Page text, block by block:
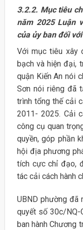
3.2.2. Mục tiêu
năm 2025 Luận
của ủy ban đối
Với mục tiêu xây
bạch và hiện đại,
quận Kiến An nói
Sơn nói riêng đã
trình tổng thế cải
2011- 2025. Cải
công cụ quan
quyền, góp phần
hội địa phương
tích cực chỉ đạo,
tác cải cách hành
UBND phường đã
quyết số 30c/NQ-
ban hành Chương